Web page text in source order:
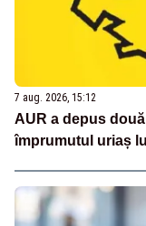
7 aug. 2026, 15:12
AUR a depus
împrumutul uriaș